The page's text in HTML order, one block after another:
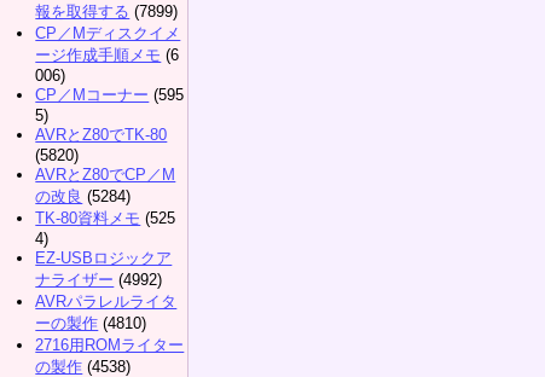
報を取得する (7899)
CP／Mディスクイメ
ージ作成手順メモ (6
006)
CP／Mコーナー (595
5)
AVRとZ80でTK-80
(5820)
AVRとZ80でCP／M
の改良 (5284)
TK-80資料メモ (525
4)
EZ-USBロジックア
ナライザー (4992)
AVRパラレルライタ
ーの製作 (4810)
2716用ROMライター
の製作 (4538)